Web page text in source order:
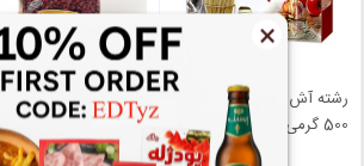
رشته آش خانوم خانوما
500 گرمی سوپر
لوبیا قرمز هیلدا
×